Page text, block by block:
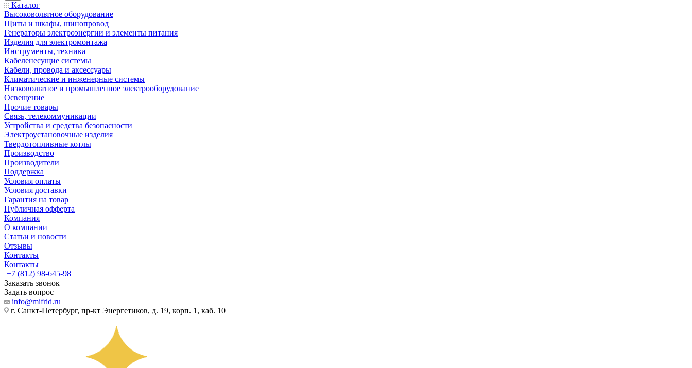
Каталог
Высоковольтное оборудование
Щиты и шкафы, шинопровод
Генераторы электроэнергии и элементы питания
Изделия для электромонтажа
Инструменты, техника
Кабеленесущие системы
Кабели, провода и аксессуары
Климатические и инженерные системы
Низковольтное и промышленное электрооборудование
Освещение
Прочие товары
Связь, телекоммуникации
Устройства и средства безопасности
Электроустановочные изделия
Твердотопливные котлы
Производство
Производители
Поддержка
Условия оплаты
Условия доставки
Гарантия на товар
Публичная офферта
Компания
О компании
Статьи и новости
Отзывы
Контакты
Контакты
+7 (812) 98-645-98
Заказать звонок
Задать вопрос
info@mifrid.ru
г. Санкт-Петербург, пр-кт Энергетиков, д. 19, корп. 1, каб. 10